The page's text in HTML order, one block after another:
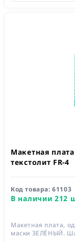
Макетная
текстолит FR-4
Код товара:61103
В наличии 212
Макетная плата,
маски ЗЕЛЁНЫЙ.